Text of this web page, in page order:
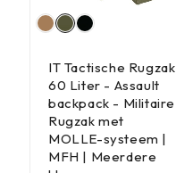
IT Tactische Rugzak
60 Liter - Assault
backpack - Militaire
Rugzak met
MOLLE-systeem |
MFH | Meerdere